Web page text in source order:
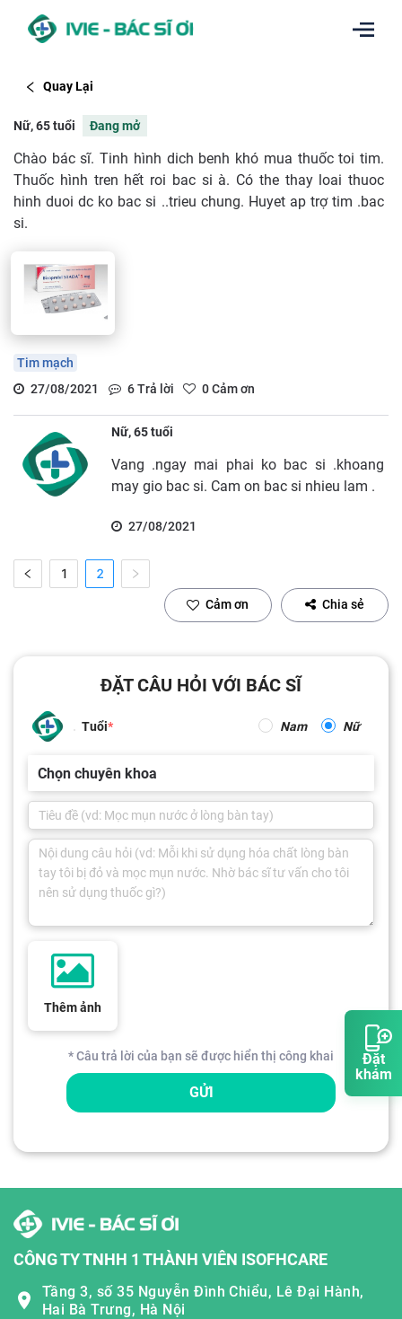
Đặt
khám
Quay Lại
Nữ, 65 tuổi Đang mở
Chào bác sĩ. Tinh hình dich benh khó mua thuốc toi tim.
Thuốc hình tren hết roi bac si à. Có the thay loai thuoc
hinh duoi dc ko bac si ..trieu chung. Huyet ap trợ tim .bac
si.
Tim mạch
27/08/2021
6Trả lời 0Cảm ơn
Nữ, 65 tuổi
Vang .ngay mai phai ko bac si .khoang
may gio bac si. Cam on bac si nhieu lam .
27/08/2021
1 2
Cảm ơn Chia sẻ
ĐẶT CÂU HỎI VỚI BÁC SĨ
Tuổi Nam Nữ
Chọn chuyên khoa
Thêm ảnh
* Câu trả lời của bạn sẽ được hiển thị công khai
GỬI
CÔNG TY TNHH 1 THÀNH VIÊN ISOFHCARE
Tầng 3, số 35 Nguyễn Đình Chiểu, Lê Đại Hành,
Hai Bà Trưng, Hà Nội